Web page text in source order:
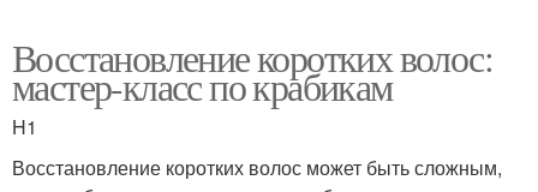
Восстановление коротких волос:
мастер-класс по крабикам
H1
Восстановление коротких волос может быть сложным,